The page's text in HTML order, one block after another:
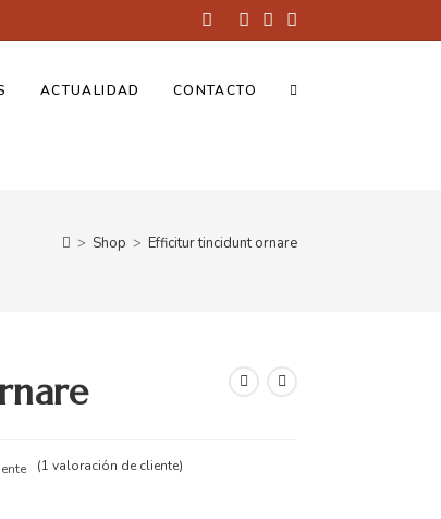
ACTUALIDAD CONTACTO
> Shop > Efficitur tincidunt ornare
(1 valoración de cliente)